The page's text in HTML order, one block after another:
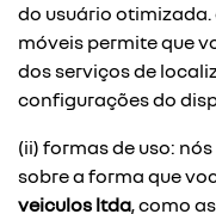
do usuário
móveis permite que
dos serviços de
configurações do
(ii) formas de uso:
sobre a forma que
veiculos ltda, como